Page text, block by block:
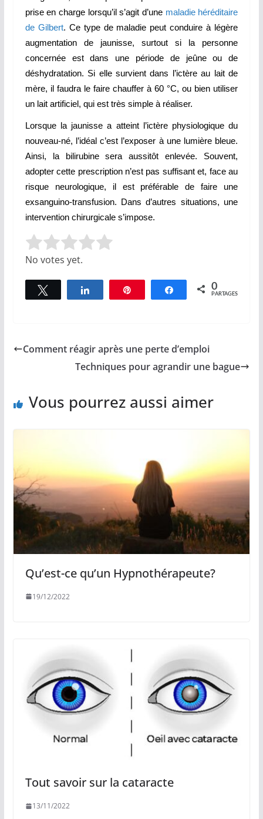
prise en charge lorsqu’il s’agit d’une maladie héréditaire
de Gilbert. Ce type de maladie peut conduire à légère
augmentation de jaunisse, surtout si la personne
concernée est dans une période de jeûne ou de
déshydratation. Si elle survient dans l’ictère au lait de
mère, il faudra le faire chauffer à 60 °C, ou bien utiliser
un lait artificiel, qui est très simple à réaliser.
Lorsque la jaunisse a atteint l’ictère physiologique du
nouveau-né, l’idéal c’est l’exposer à une lumière bleue.
Ainsi, la bilirubine sera aussitôt enlevée. Souvent,
adopter cette prescription n’est pas suffisant et, face au
risque neurologique, il est préférable de faire une
exsanguino-transfusion. Dans d’autres situations, une
intervention chirurgicale s’impose.
Rate this item:
No votes yet.
Tweetez Partagez Épingle Partagez0
PARTAGES
Comment réagir après une perte d’emploi
Techniques pour agrandir une bague
Vous pourrez aussi aimer
Qu’est-ce qu’un Hypnothérapeute?
19/12/2022
Tout savoir sur la cataracte
13/11/2022